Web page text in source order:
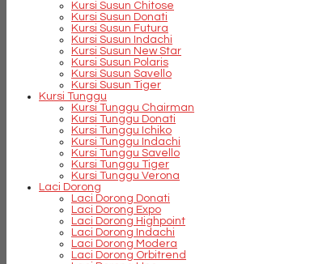
Kursi Susun Chitose
Kursi Susun Donati
Kursi Susun Futura
Kursi Susun Indachi
Kursi Susun New Star
Kursi Susun Polaris
Kursi Susun Savello
Kursi Susun Tiger
Kursi Tunggu
Kursi Tunggu Chairman
Kursi Tunggu Donati
Kursi Tunggu Ichiko
Kursi Tunggu Indachi
Kursi Tunggu Savello
Kursi Tunggu Tiger
Kursi Tunggu Verona
Laci Dorong
Laci Dorong Donati
Laci Dorong Expo
Laci Dorong Highpoint
Laci Dorong Indachi
Laci Dorong Modera
Laci Dorong Orbitrend